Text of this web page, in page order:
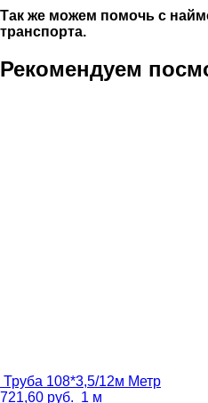
Так же можем помочь с
транспорта.
Рекомендуем
Труба 108*3,5/12м Метр
721,60 руб. 1 м